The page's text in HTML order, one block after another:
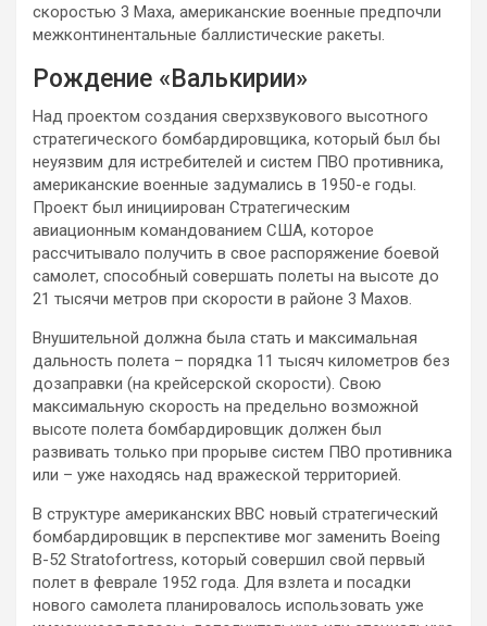
скоростью 3 Маха, американские военные предпочли
межконтинентальные баллистические ракеты.
Рождение «Валькирии»
Над проектом создания сверхзвукового высотного
стратегического бомбардировщика, который был бы
неуязвим для истребителей и систем ПВО противника,
американские военные задумались в 1950-е годы.
Проект был инициирован Стратегическим
авиационным командованием США, которое
рассчитывало получить в свое распоряжение боевой
самолет, способный совершать полеты на высоте до
21 тысячи метров при скорости в районе 3 Махов.
Внушительной должна была стать и максимальная
дальность полета – порядка 11 тысяч километров без
дозаправки (на крейсерской скорости). Свою
максимальную скорость на предельно возможной
высоте полета бомбардировщик должен был
развивать только при прорыве систем ПВО противника
или – уже находясь над вражеской территорией.
В структуре американских ВВС новый стратегический
бомбардировщик в перспективе мог заменить Boeing
B-52 Stratofortress, который совершил свой первый
полет в феврале 1952 года. Для взлета и посадки
нового самолета планировалось использовать уже